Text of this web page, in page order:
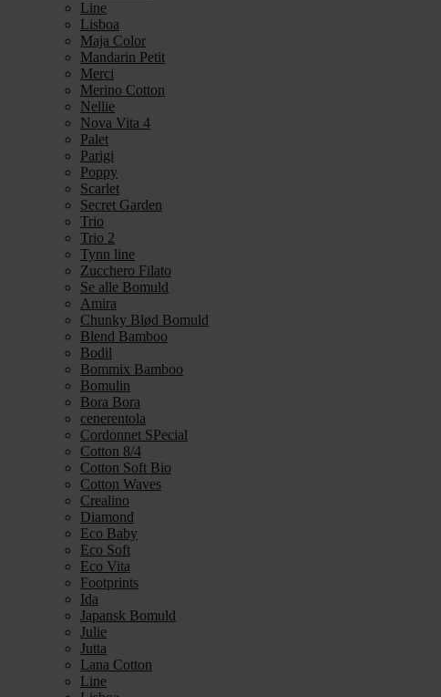
Line
Lisboa
Maja Color
Mandarin Petit
Merci
Merino Cotton
Nellie
Nova Vita 4
Palet
Parigi
Poppy
Scarlet
Secret Garden
Trio
Trio 2
Tynn line
Zucchero Filato
Se alle Bomuld
Amira
Chunky Blød Bomuld
Blend Bamboo
Bodil
Bommix Bamboo
Bomulin
Bora Bora
cenerentola
Cordonnet SPecial
Cotton 8/4
Cotton Soft Bio
Cotton Waves
Crealino
Diamond
Eco Baby
Eco Soft
Eco Vita
Footprints
Ida
Japansk Bomuld
Julie
Jutta
Lana Cotton
Line